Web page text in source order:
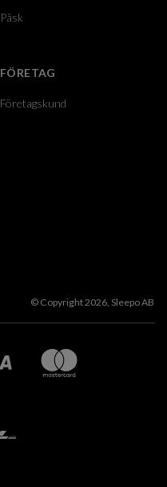
Påsk
FÖRETAG
Företagskund
© Copyright 2026, Sleepo AB